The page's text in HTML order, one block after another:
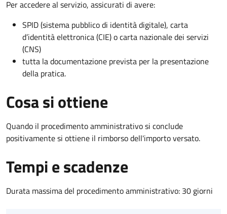
Per accedere al servizio, assicurati di avere:
SPID (sistema pubblico di identità digitale), carta
d’identità elettronica (CIE) o carta nazionale dei servizi
(CNS)
tutta la documentazione prevista per la presentazione
della pratica.
Cosa si ottiene
Quando il procedimento amministrativo si conclude
positivamente si ottiene il rimborso dell'importo versato.
Tempi e scadenze
Durata massima del procedimento amministrativo: 30 giorni